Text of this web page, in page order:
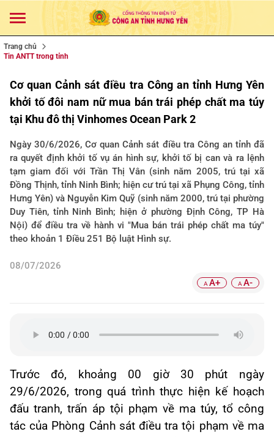
Trang chủ
Tin ANTT trong tỉnh
Cơ quan Cảnh sát điều tra Công an tỉnh Hưng Yên
khởi tố đôi nam nữ mua bán trái phép chất ma túy
tại Khu đô thị Vinhomes Ocean Park 2
Ngày 30/6/2026, Cơ quan Cảnh sát điều tra Công an tỉnh đã
ra quyết định khởi tố vụ án hình sự, khởi tố bị can và ra lệnh
tạm giam đối với Trần Thị Vân (sinh năm 2005, trú tại xã
Đồng Thịnh, tỉnh Ninh Bình; hiện cư trú tại xã Phụng Công, tỉnh
Hưng Yên) và Nguyễn Kim Quỹ (sinh năm 2000, trú tại phường
Duy Tiên, tỉnh Ninh Bình; hiện ở phường Định Công, TP Hà
Nội) để điều tra về hành vi "Mua bán trái phép chất ma túy"
theo khoản 1 Điều 251 Bộ luật Hình sự.
08/07/2026
A A+ A A-
Trước đó, khoảng 00 giờ 30 phút ngày
29/6/2026, trong quá trình thực hiện kế hoạch
đấu tranh, trấn áp tội phạm về ma túy, tổ công
tác của Phòng Cảnh sát điều tra tội phạm về ma